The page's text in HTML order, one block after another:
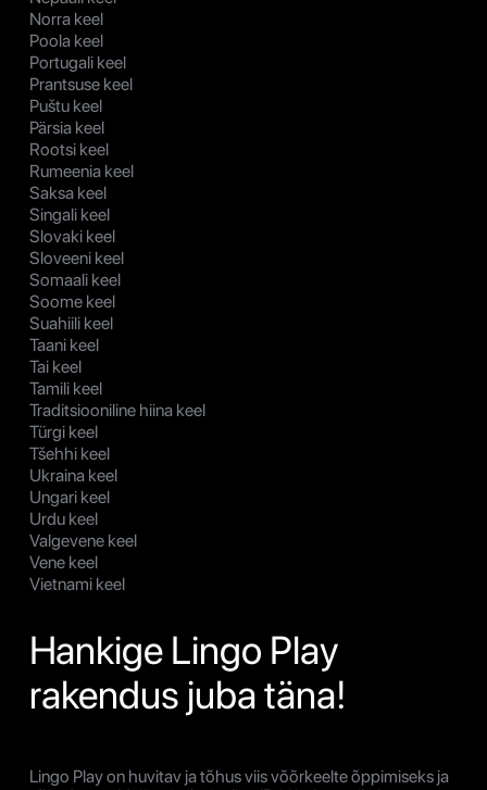
Norra keel
Poola keel
Portugali keel
Prantsuse keel
Puštu keel
Pärsia keel
Rootsi keel
Rumeenia keel
Saksa keel
Singali keel
Slovaki keel
Sloveeni keel
Somaali keel
Soome keel
Suahiili keel
Taani keel
Tai keel
Tamili keel
Traditsiooniline hiina keel
Türgi keel
Tšehhi keel
Ukraina keel
Ungari keel
Urdu keel
Valgevene keel
Vene keel
Vietnami keel
Hankige Lingo Play
rakendus juba täna!
Lingo Play on huvitav ja tõhus viis võõrkeelte õppimiseks ja